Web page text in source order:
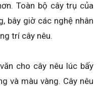
Toàn bộ cây trụ của
bây giờ các nghệ nhân
trí cây nêu.
cho cây nêu lúc bấy
và màu vàng. Cây nêu